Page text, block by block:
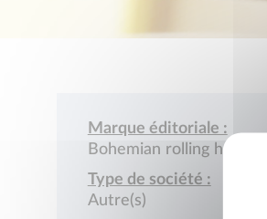
Marque éditoriale :
Bohemian rolling house
Type de société :
Autre(s)